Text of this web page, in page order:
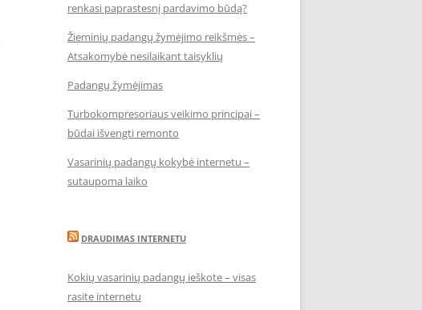
renkasi paprastesnį pardavimo būdą?
Žieminių padangų žymėjimo reikšmės –
Atsakomybė nesilaikant taisyklių
Padangų žymėjimas
Turbokompresoriaus veikimo principai –
būdai išvengti remonto
Vasarinių padangų kokybė internetu –
sutaupoma laiko
DRAUDIMAS INTERNETU
Kokių vasarinių padangų ieškote – visas
rasite internetu